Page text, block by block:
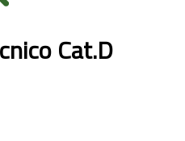
Cat.D